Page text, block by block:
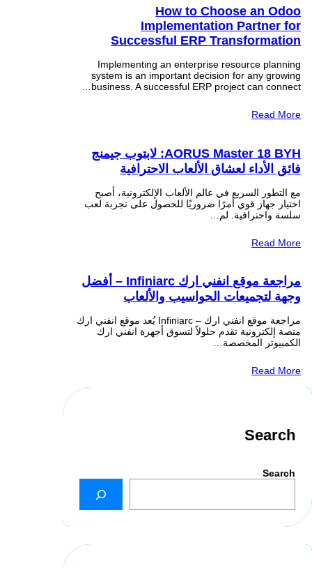
How to Choose an Odoo
Implementation Partner for
Successful ERP Transformation
Implementing an enterprise resource planning
system is an important decision for any growing
business. A successful ERP project can connect…
Read More
AORUS Master 18 BYH: لابتوب جيمنج
فائق الأداء لعشاق الألعاب الاحترافية
مع التطور السريع في عالم الألعاب الإلكترونية، أصبح
اختيار جهاز قوي أمرًا ضروريًا للحصول على تجربة لعب
سلسة واحترافية. لم…
Read More
مراجعة موقع انفني ارك Infiniarc – أفضل
وجهة لتجميعات الحواسيب والألعاب
مراجعة موقع انفني ارك – Infiniarc يُعد موقع انفني ارك
منصة إلكترونية تقدم حلولاً لتسوق أجهزة انفني ارك
الكمبيوتر المخصصة…
Read More
Search
Search